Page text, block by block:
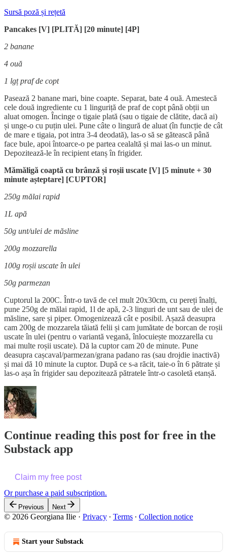
Sursă poză și rețetă
Pancakes [V] [PLITĂ] [20 minute] [4P]
2 banane
4 ouă
1 lgț praf de copt
Pasează 2 banane mari, bine coapte. Separat, bate 4 ouă. Amestecă
cele două ingrediente cu 1 linguriță de praf de copt până obții un
aluat omogen. Încinge o tigaie plată (sau o tigaie de clătite, dacă ai)
și unge-o cu puțin ulei. Pune câte o lingură de aluat (în funcție de cât
de mare e tigaia, pot intra 3-4 deodată), las-o să se gătească până
face bule, apoi întoarce-o pe partea cealaltă și mai las-o un minut.
Depozitează-le în recipient etanș în frigider.
Mămăligă coaptă cu brânză și roșii uscate [V] [5 minute + 30
minute așteptare] [CUPTOR]
250g mălai rapid
1L apă
50g unt/ulei de măsline
200g mozzarella
100g roșii uscate în ulei
50g parmezan
Cuptorul la 200C. Într-o tavă de cel mult 20x30cm, cu pereți înalți,
pune 250g de mălai rapid, 1l de apă, 2-3 linguri de unt sau de ulei de
măsline, sare și piper. Omogenizează cât e posibil. Așază deasupra
cam 200g de mozzarela tăiată felii și cam jumătate de borcan de roșii
uscate în ulei (pentru o variantă vegană, înlocuiește mozzarella cu
mai multe roșii uscate). Dă la cuptor cam 20 de minute. Pune
deasupra cașcaval/parmezan/grana padano ras (sau drojdie inactivă)
și mai dă 10 minute la cuptor. După ce s-a răcit, taie-o în 6 pătrate și
las-o așa în frigider sau depozitează pătratele într-o casoletă etanșă.
Continue reading this post for free in the
Substack app
Claim my free post
Or purchase a paid subscription.
Previous Next
© 2026 Georgiana Ilie · Privacy ∙ Terms ∙ Collection notice
Start your Substack